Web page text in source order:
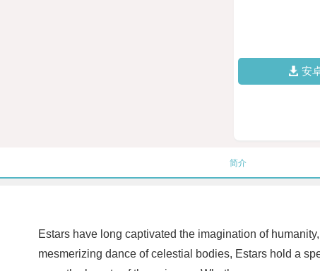
安
简介
Estars have long captivated the imagination of
mesmerizing dance of celestial bodies, Estars hold a